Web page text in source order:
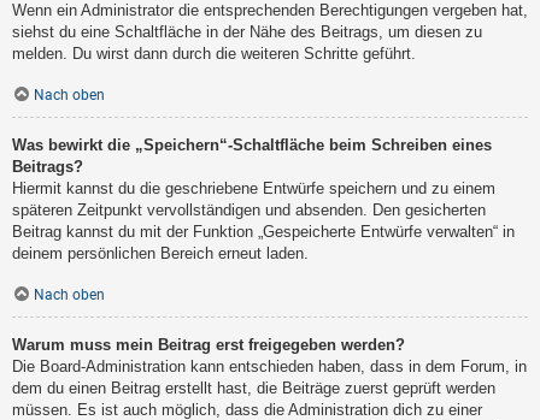
Wenn ein Administrator die entsprechenden Berechtigungen vergeben hat,
siehst du eine Schaltfläche in der Nähe des Beitrags, um diesen zu
melden. Du wirst dann durch die weiteren Schritte geführt.
Nach oben
Was bewirkt die „Speichern“-Schaltfläche beim Schreiben eines
Beitrags?
Hiermit kannst du die geschriebene Entwürfe speichern und zu einem
späteren Zeitpunkt vervollständigen und absenden. Den gesicherten
Beitrag kannst du mit der Funktion „Gespeicherte Entwürfe verwalten“ in
deinem persönlichen Bereich erneut laden.
Nach oben
Warum muss mein Beitrag erst freigegeben werden?
Die Board-Administration kann entschieden haben, dass in dem Forum, in
dem du einen Beitrag erstellt hast, die Beiträge zuerst geprüft werden
müssen. Es ist auch möglich, dass die Administration dich zu einer